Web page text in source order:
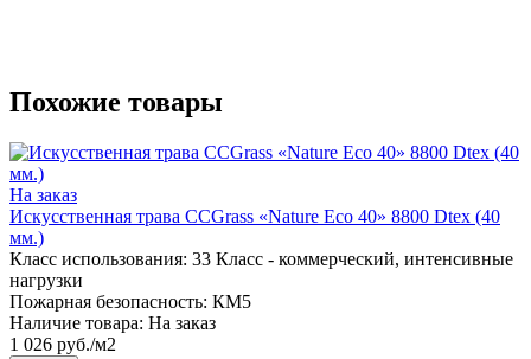
Похожие товары
На заказ
Искусственная трава CCGrass «Nature Eco 40» 8800 Dtex (40
мм.)
Класс использования: 33 Класс - коммерческий, интенсивные
нагрузки
Пожарная безопасность: КМ5
Наличие товара: На заказ
1 026 руб./м2